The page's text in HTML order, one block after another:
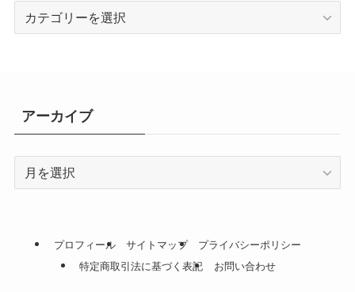
アーカイブ
プロフィール サイトマップ
プライバシーポリシー
特定商取引法に基づく表記
お問い合わせ